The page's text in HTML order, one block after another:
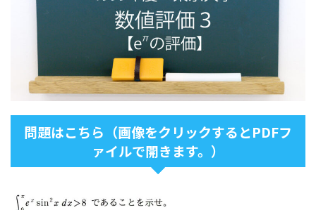
問題はこちら（画像をクリックするとPDFフ
ァイルで開きます。）